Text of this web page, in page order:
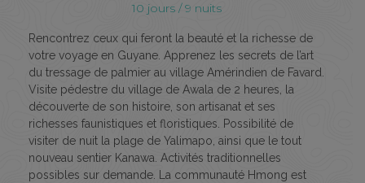
10 jours / 9 nuits
Rencontrez ceux qui feront la beauté et la richesse de
votre voyage en Guyane. Apprenez les secrets de l’art
du tressage de palmier au village Amérindien de Favard.
Visite pédestre du village de Awala de 2 heures, la
découverte de son histoire, son artisanat et ses
richesses faunistiques et floristiques. Possibilité de
visiter de nuit la plage de Yalimapo, ainsi que le tout
nouveau sentier Kanawa. Activités traditionnelles
possibles sur demande. La communauté Hmong est